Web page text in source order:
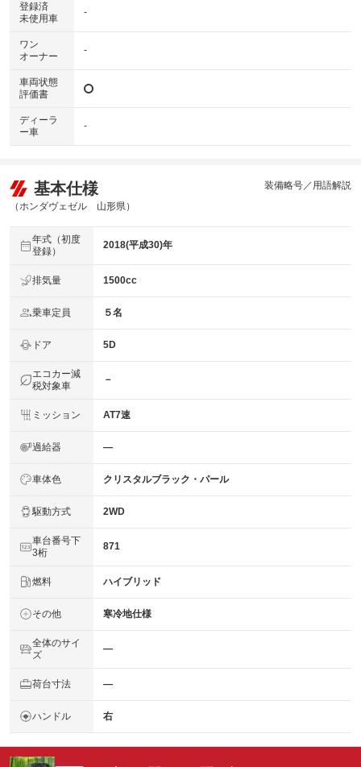
登録済
未使用車
-
ワン
オーナー
-
車両状態
評価書
ディーラ
ー車
-
基本仕様
（ホンダヴェゼル 山形県）
装備略号／用語解説
年式（初度
登録）
2018(平成30)年
排気量 1500cc
乗車定員 ５名
ドア 5D
エコカー減
税対象車
－
ミッション AT7速
過給器 ―
車体色 クリスタルブラック・パール
駆動方式 2WD
車台番号下
3桁
871
燃料 ハイブリッド
その他 寒冷地仕様
全体のサイ
ズ
―
荷台寸法 ―
ハンドル 右